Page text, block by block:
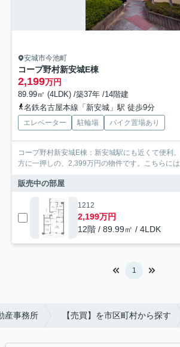
安城市今池町
コープ野村新安城E棟
2,199万円
89.99㎡ (4LDK) /築37年 /14階建
名鉄名古屋本線「新安城」駅 徒歩9分
エレベーター 駐輪場 バイク置場あり
コープ野村新安城E棟：新安城駅にも近くて便利
方に一押しの、2,399万円の物件です。こちらに
販売中の部屋
1212
2,199万円
12階 / 89.99㎡ / 4LDK
1
産事務所 【売買】を市区町村から探す